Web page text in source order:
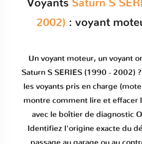
Voyants Saturn S
2002) : voyant
Un voyant moteur, un voyant
Saturn S SERIES (1990 - 2002)
les voyants pris en charge
montre comment lire et effacer
avec le boîtier de diagnostic
Identifiez l'origine exacte du